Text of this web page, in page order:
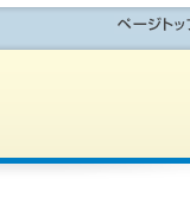
選び頂けます。